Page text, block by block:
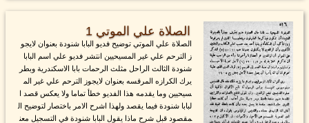
الصلاة علي الموتي 1
الصلاة علي الموتي توضيح فديو البابا شنودة بعنوان لايجو
ز الترحم علي غير المسيحيين انتشر فديو علي اسم البابا
شنودة الثالث الراحل مثلث الرحمات بابا الاسكندرية وبطر
يرك الكرازه المرقسه بعنوان لايجوز الترحم علي غير الم
سيحيين وما يقدمه هذا الفديو خطأ تماما ولا يعكس قصد ا
لبابا شنودة فيما يقصد ولهذا اشرح الامر باختصار لتوضيح ال
مقصود قبل شرح ماذا يقول البابا شنودة في التسجيل معن